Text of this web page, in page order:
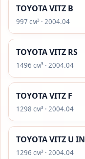
TOYOTA VITZ B
997 см³ · 2004.04
TOYOTA VITZ RS
1496 см³ · 2004.04
TOYOTA VITZ F
1298 см³ · 2004.04
TOYOTA VITZ U
1296 см³ · 2004.04